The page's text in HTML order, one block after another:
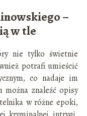
–
w tle
nie tylko świetnie
potrafi umieścić
co nadaje im
można znaleźć opisy
w różne epoki,